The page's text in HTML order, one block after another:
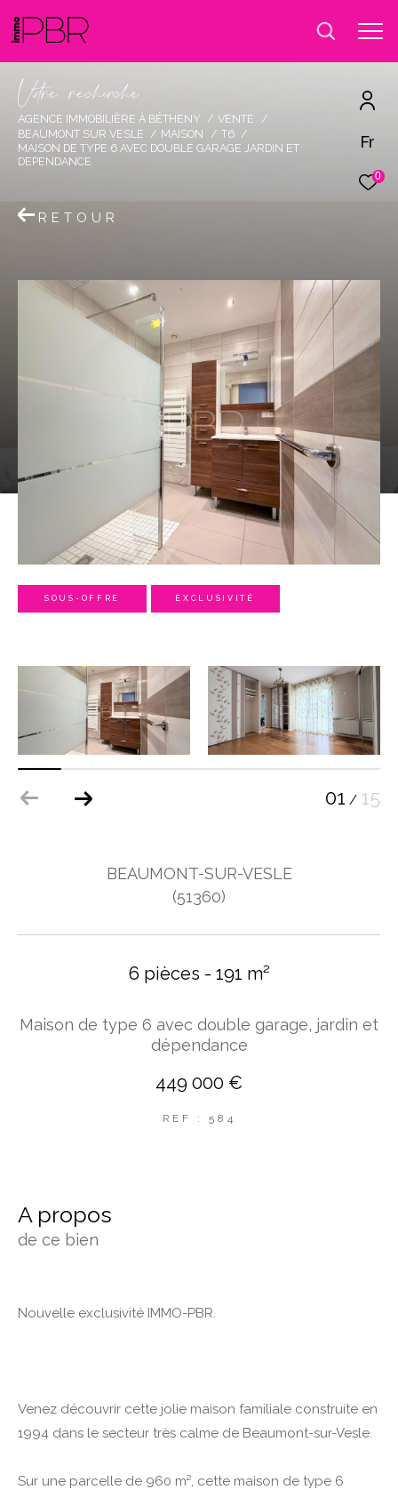
Fr
0
Vore recece
AGENCE IMMOBILIÈRE À BÉTHENY
VENTE
BEAUMONT SUR VESLE
MAISON
T6
MAISON DE TYPE 6 AVEC DOUBLE GARAGE JARDIN ET
DEPENDANCE
RETOUR
SOUS-OFFRE EXCLUSIVITÉ
01 / 15
BEAUMONT-SUR-VESLE
(51360)
6 pièces - 191 m²
Maison de type 6 avec double garage, jardin et
dépendance
449 000 €
REF : 584
a propos
de ce bien
Nouvelle exclusivité IMMO-PBR.
Venez découvrir cette jolie maison familiale construite en
1994 dans le secteur très calme de Beaumont-sur-Vesle.
Sur une parcelle de 960 m², cette maison de type 6